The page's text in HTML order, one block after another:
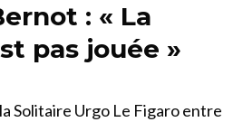
: « La
pas jouée »
Solitaire Urgo Le Figaro entre